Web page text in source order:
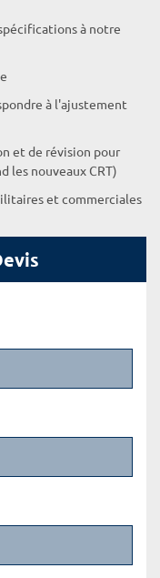
à notre
à l'ajustement
et de révision pour
les nouveaux CRT)
et commerciales